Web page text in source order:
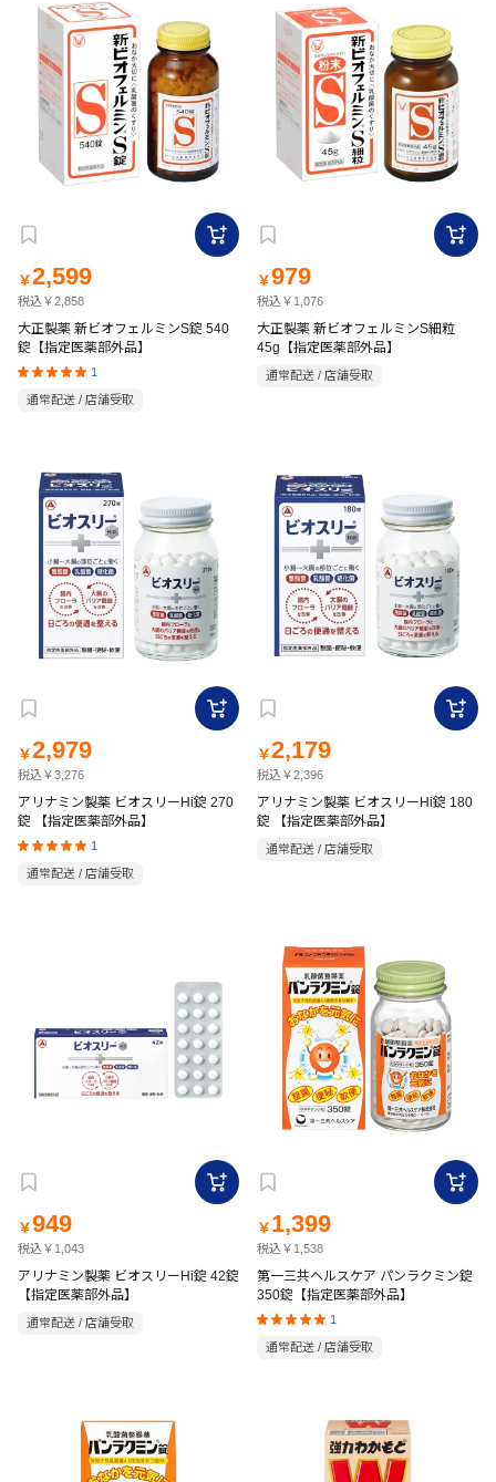
￥2,599
税込￥2,858
大正製薬 新ビオフェルミンS錠 540
錠【指定医薬部外品】
1
通常配送 / 店舗受取
￥979
税込￥1,076
大正製薬 新ビオフェルミンS細粒
45g【指定医薬部外品】
通常配送 / 店舗受取
￥2,979
税込￥3,276
アリナミン製薬 ビオスリーHi錠 270
錠 【指定医薬部外品】
1
通常配送 / 店舗受取
￥2,179
税込￥2,396
アリナミン製薬 ビオスリーHi錠 180
錠 【指定医薬部外品】
通常配送 / 店舗受取
￥949
税込￥1,043
アリナミン製薬 ビオスリーHi錠 42錠
【指定医薬部外品】
通常配送 / 店舗受取
￥ 1,399
税込￥1,538
第一三共ヘルスケア パンラクミン錠
350錠【指定医薬部外品】
1
通常配送 / 店舗受取